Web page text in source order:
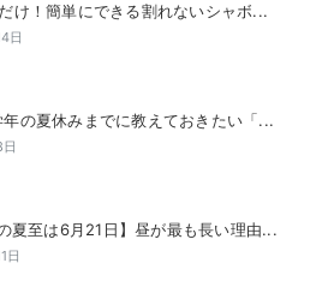
け！簡単にできる割れないシャボ...
日
の夏休みまでに教えておきたい「...
夏至は6月21日】昼が最も長い理由...
日